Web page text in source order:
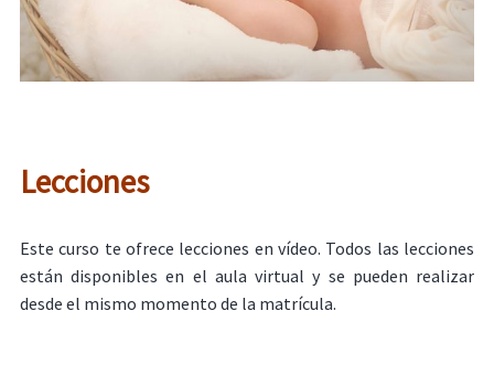
Lecciones
Este curso te ofrece lecciones en vídeo. Todos las lecciones
están disponibles en el aula virtual y se pueden realizar
desde el mismo momento de la matrícula.